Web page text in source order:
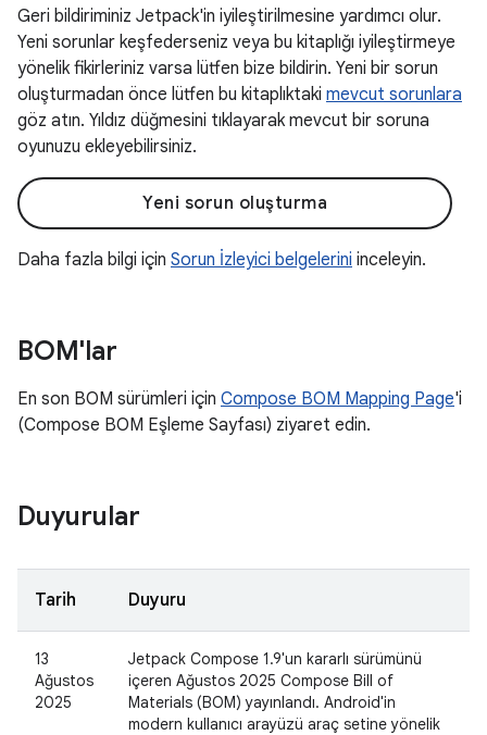
Geri bildiriminiz Jetpack'in iyileştirilmesine yardımcı olur.
Yeni sorunlar keşfederseniz veya bu kitaplığı iyileştirmeye
yönelik fikirleriniz varsa lütfen bize bildirin. Yeni bir sorun
oluşturmadan önce lütfen bu kitaplıktaki mevcut sorunlara
göz atın. Yıldız düğmesini tıklayarak mevcut bir soruna
oyunuzu ekleyebilirsiniz.
Yeni sorun oluşturma
Daha fazla bilgi için Sorun İzleyici belgelerini inceleyin.
BOM'lar
En son BOM sürümleri için Compose BOM Mapping Page'i
(Compose BOM Eşleme Sayfası) ziyaret edin.
Duyurular
Tarih Duyuru
13
Ağustos
2025
Jetpack Compose 1.9'un kararlı sürümünü
içeren Ağustos 2025 Compose Bill of
Materials (BOM) yayınlandı. Android'in
modern kullanıcı arayüzü araç setine yönelik